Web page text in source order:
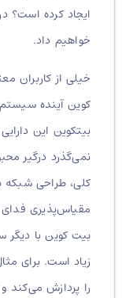
ایجاد کرده است؟ در
خواهیم داد.
خیلی از کاربران
کوین آینده سیستم‌های
بیتکوین این دارایی
نمی‌گذرد درگیر
کلی، طراحی شبکه
مقیاس‌پذیری فدای
بیت کوین با دیگر